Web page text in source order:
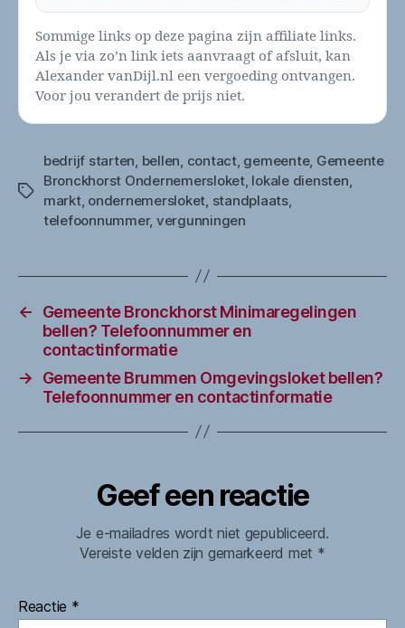
Sommige links op deze pagina zijn affiliate links.
Als je via zo’n link iets aanvraagt of afsluit, kan
Alexander vanDijl.nl een vergoeding ontvangen.
Voor jou verandert de prijs niet.
Tags
bedrijf starten bellen contact, gemeente, Gemeente
Bronckhorst Ondernemersloket, lokale diensten
markt, ondernemersloket standplaats,
telefoonnummer, vergunningen
←
Gemeente Bronckhorst Minimaregelingen
bellen? Telefoonnummer en
contactinformatie
→
Gemeente Brummen Omgevingsloket bellen?
Telefoonnummer en contactinformatie
Geef een reactie
Je e-mailadres wordt niet gepubliceerd.
Vereiste velden zijn gemarkeerd met *
Reactie *